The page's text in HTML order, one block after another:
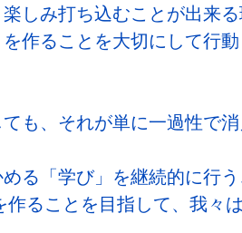
しみ打ち込むことが出来る
作ることを大切にして行動
も、それが単に一過性で
る「学び」を継続的に行
ることを目指して、我々は